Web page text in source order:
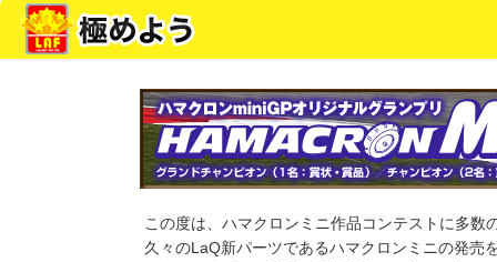
この度は、ハマクロンミニ作品コンテストに多
久々のLaQ新パーツであるハマクロンミニの発売